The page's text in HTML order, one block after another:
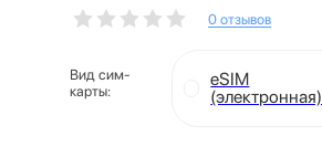
0 отзывов
Вид сим-
карты:
eSIM
(электронная)